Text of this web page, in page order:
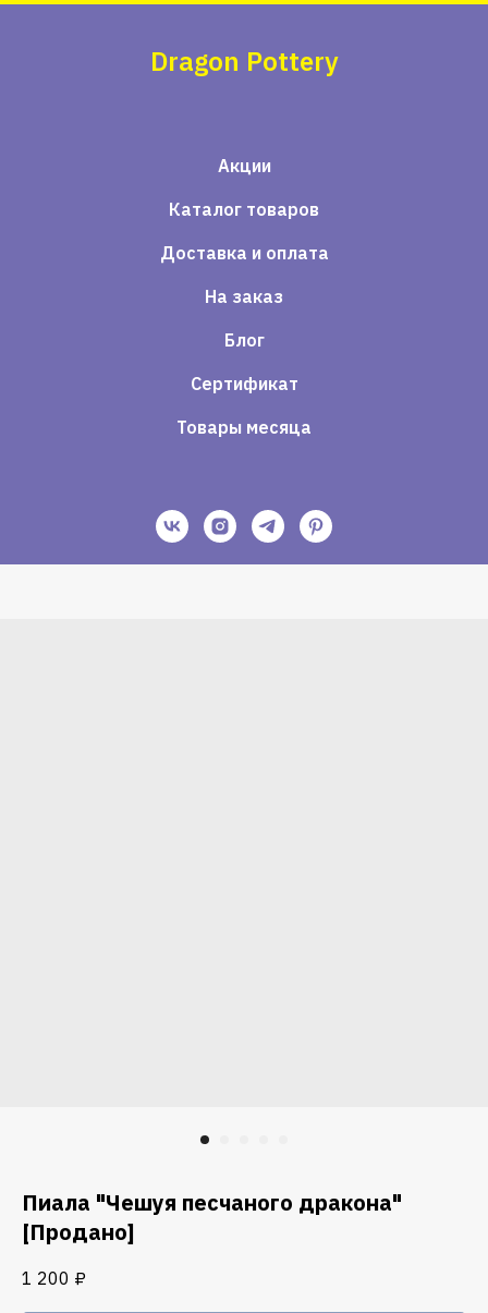
Dragon Pottery
Акции
Каталог товаров
Доставка и оплата
На заказ
Блог
Сертификат
Товары месяца
Пиала "Чешуя песчаного дракона"
[Продано]
1 200 ₽